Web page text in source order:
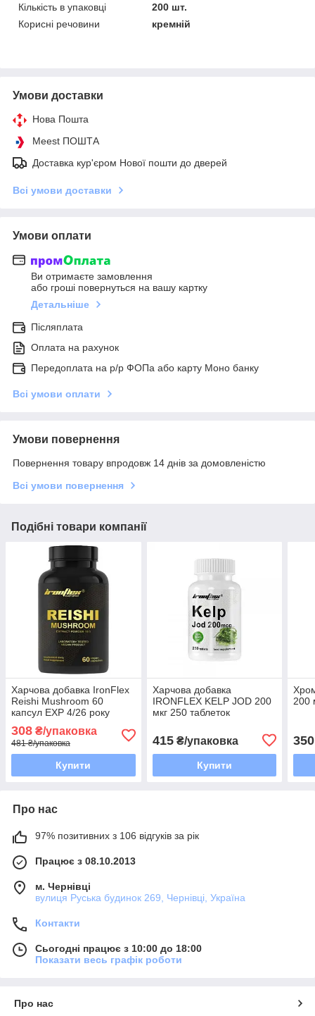
Кількість в упаковці
200 шт.
Корисні речовини
кремній
Умови доставки
Нова Пошта
Meest ПОШТА
Доставка кур'єром Нової пошти до дверей
Всі умови доставки
Умови оплати
Ви отримаєте замовлення
або гроші повернуться на вашу картку
Детальніше
Післяплата
Оплата на рахунок
Передоплата на р/р ФОПа або карту Моно банку
Всі умови оплати
Умови повернення
Повернення товару впродовж 14 днів за домовленістю
Всі умови повернення
Подібні товари компанії
Харчова добавка IronFlex
Reishi Mushroom 60
капсул EXP 4/26 року
308 ₴/упаковка
481 ₴/упаковка
Купити
Харчова добавка
IRONFLEX KELP JOD 200
мкг 250 таблеток
415₴/упаковка
Купити
200
350
Про нас
97% позитивних з 106 відгуків за рік
Працює з 08.10.2013
м. Чернівці
вулиця Руська будинок 269, Чернівці, Україна
Контакти
Сьогодні працює з 10:00 до 18:00
Показати весь графік роботи
Про нас